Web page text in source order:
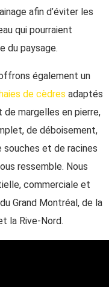
afin d’éviter les
qui pourraient
du paysage.
également un
de cèdres adaptés
margelles en pierre,
de déboisement,
souches et de racines
ressemble. Nous
commerciale et
Grand Montréal, de la
la Rive-Nord.